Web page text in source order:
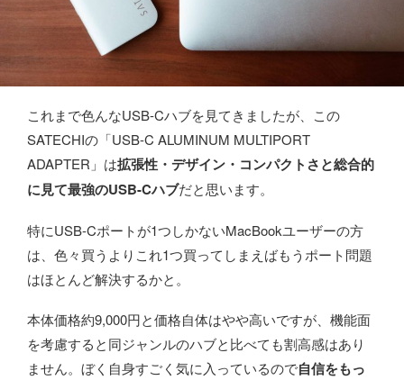
これまで色んなUSB-Cハブを見てきましたが、この
SATECHIの「USB-C ALUMINUM MULTIPORT
ADAPTER」は拡張性・デザイン・コンパクトさと総合的
に見て最強のUSB-Cハブだと思います。
特にUSB-Cポートが1つしかないMacBookユーザーの方
は、色々買うよりこれ1つ買ってしまえばもうポート問題
はほとんど解決するかと。
本体価格約9,000円と価格自体はやや高いですが、機能面
を考慮すると同ジャンルのハブと比べても割高感はあり
ません。ぼく自身すごく気に入っているので自信をもっ